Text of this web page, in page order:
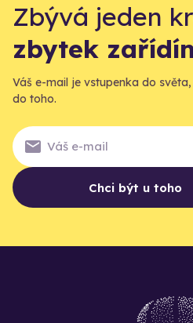
Zbývá jeden
zbytek
Váš e-mail je vstupenka do
do toho.
Chci být u toho